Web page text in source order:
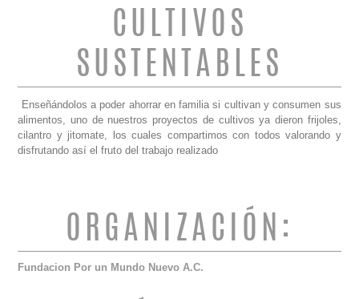
BÚSQUEDA
CULTIVOS
SUSTENTABLES
Enseñándolos a poder ahorrar en familia si cultivan y consumen sus
alimentos, uno de nuestros proyectos de cultivos ya dieron frijoles,
cilantro y jitomate, los cuales compartimos con todos valorando y
disfrutando así el fruto del trabajo realizado
ORGANIZACIÓN:
Fundacion Por un Mundo Nuevo A.C.